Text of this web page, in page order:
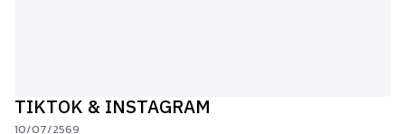
TIKTOK & INSTAGRAM
10/07/2569